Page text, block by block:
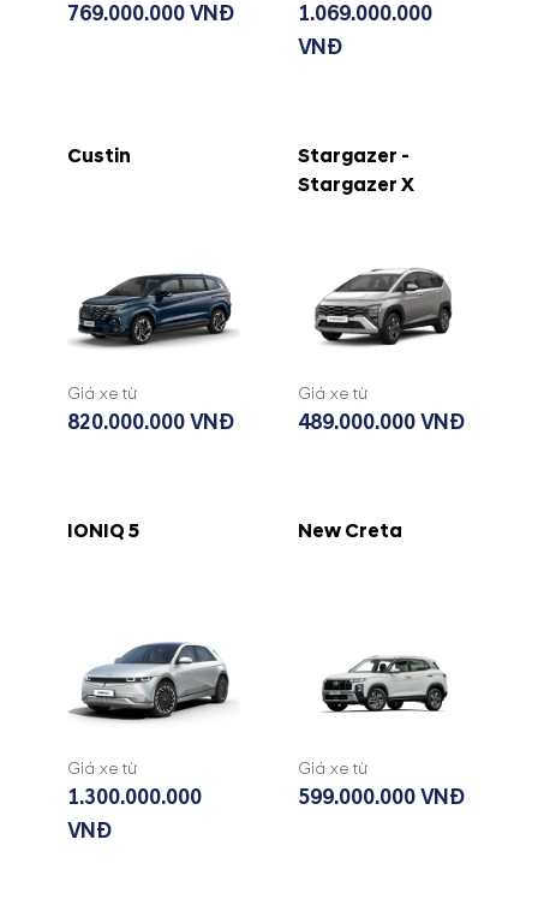
769.000.000 VNĐ
1.069.000.000
VNĐ
Custin
Giá xe từ
820.000.000 VNĐ
Stargazer -
Stargazer X
Giá xe từ
489.000.000 VNĐ
IONIQ 5
Giá xe từ
1.300.000.000
VNĐ
New Creta
Giá xe từ
599.000.000 VNĐ